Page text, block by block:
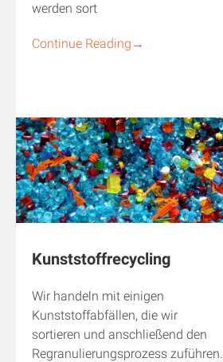
werden sort
Continue Reading →
Kunststoffrecycling
Wir handeln mit einigen
Kunststoffabfällen, die wir
sortieren und anschließend den
Regranulierungsprozess zuführen.